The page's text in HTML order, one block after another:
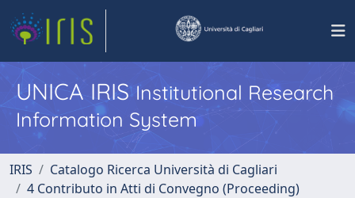
UNICA IRISInstitutional Research
Information System
IRIS
Catalogo Ricerca Università di Cagliari
4 Contributo in Atti di Convegno (Proceeding)